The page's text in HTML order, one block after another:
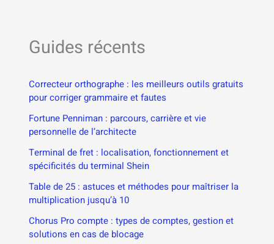
Guides récents
Correcteur orthographe : les meilleurs outils gratuits
pour corriger grammaire et fautes
Fortune Penniman : parcours, carrière et vie
personnelle de l’architecte
Terminal de fret : localisation, fonctionnement et
spécificités du terminal Shein
Table de 25 : astuces et méthodes pour maîtriser la
multiplication jusqu’à 10
Chorus Pro compte : types de comptes, gestion et
solutions en cas de blocage